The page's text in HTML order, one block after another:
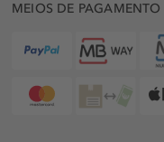
MEIOS DE PAGAMENTO